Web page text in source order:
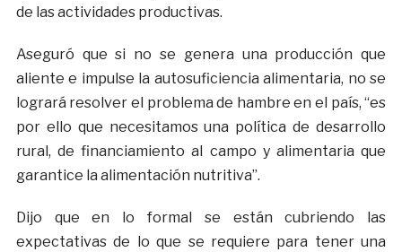
de las actividades productivas.
Aseguró que si no se genera una producción que
aliente e impulse la autosuficiencia alimentaria, no se
logrará resolver el problema de hambre en el país, “es
por ello que necesitamos una política de desarrollo
rural, de financiamiento al campo y alimentaria que
garantice la alimentación nutritiva”.
Dijo que en lo formal se están cubriendo las
expectativas de lo que se requiere para tener una